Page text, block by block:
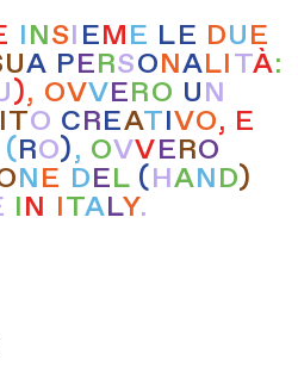
INSIEME LE DUE
UA PERSONALITÀ:
), OVVERO UN
ITO CREATIVO, E
(RO), OVVERO
NE DEL (HAND)
IN ITALY.